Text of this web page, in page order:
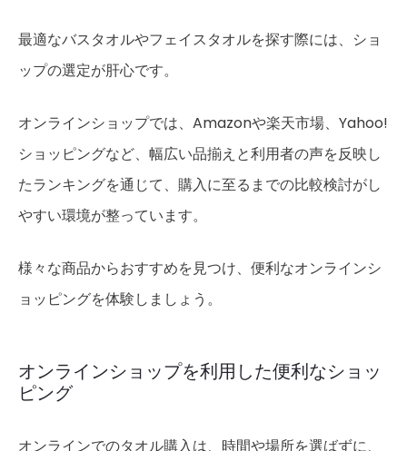
最適なバスタオルやフェイスタオルを探す際には、ショ
ップの選定が肝心です。
オンラインショップでは、Amazonや楽天市場、Yahoo!
ショッピングなど、幅広い品揃えと利用者の声を反映し
たランキングを通じて、購入に至るまでの比較検討がし
やすい環境が整っています。
様々な商品からおすすめを見つけ、便利なオンラインシ
ョッピングを体験しましょう。
オンラインショップを利用した便利なショッ
ピング
オンラインでのタオル購入は、時間や場所を選ばずに、